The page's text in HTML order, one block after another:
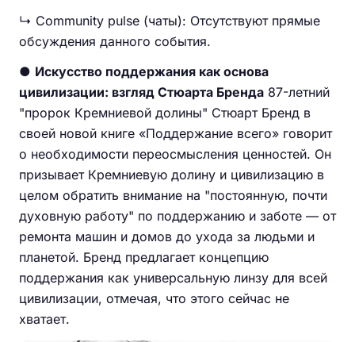
↳ Community pulse (чаты): Отсутствуют прямые
обсуждения данного события.
● Искусство поддержания как основа
цивилизации: взгляд Стюарта Бренда 87-летний
"пророк Кремниевой долины" Стюарт Бренд в
своей новой книге «Поддержание всего» говорит
о необходимости переосмысления ценностей. Он
призывает Кремниевую долину и цивилизацию в
целом обратить внимание на "постоянную, почти
духовную работу" по поддержанию и заботе — от
ремонта машин и домов до ухода за людьми и
планетой. Бренд предлагает концепцию
поддержания как универсальную линзу для всей
цивилизации, отмечая, что этого сейчас не
хватает.